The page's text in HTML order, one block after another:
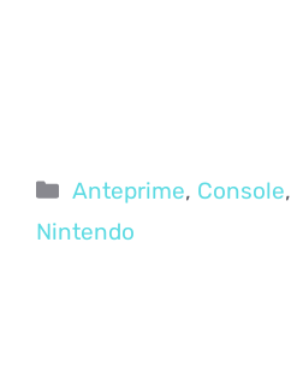
Categorie
Anteprime, Console,
Nintendo